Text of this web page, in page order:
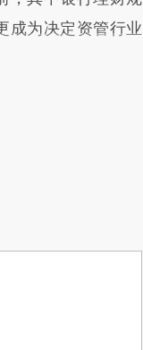
成为决定资管行业